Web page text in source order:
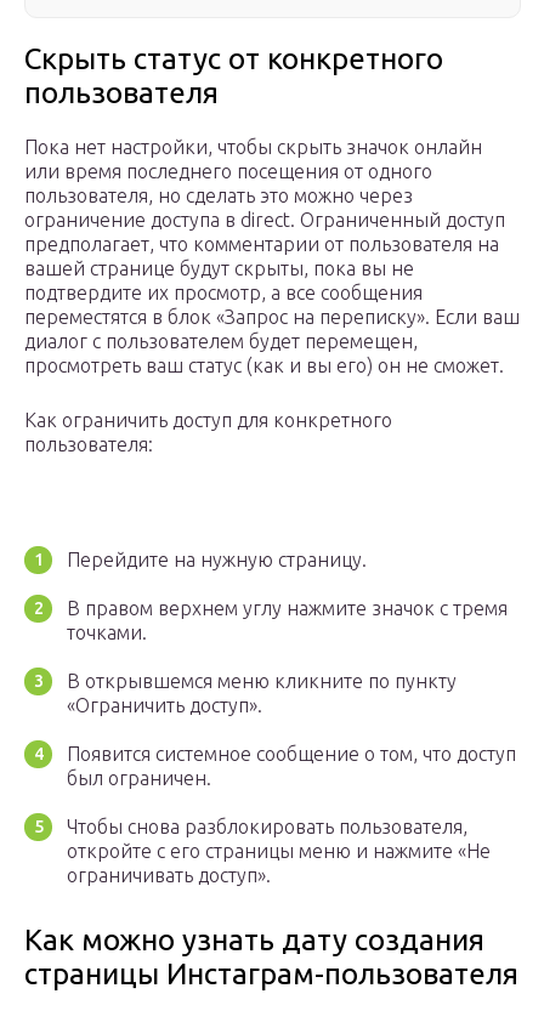
Скрыть статус от конкретного
пользователя
Пока нет настройки, чтобы скрыть значок онлайн
или время последнего посещения от одного
пользователя, но сделать это можно через
ограничение доступа в direct. Ограниченный доступ
предполагает, что комментарии от пользователя на
вашей странице будут скрыты, пока вы не
подтвердите их просмотр, а все сообщения
переместятся в блок «Запрос на переписку». Если ваш
диалог с пользователем будет перемещен,
просмотреть ваш статус (как и вы его) он не сможет.
Как ограничить доступ для конкретного
пользователя:
Перейдите на нужную страницу.
В правом верхнем углу нажмите значок с тремя
точками.
В открывшемся меню кликните по пункту
«Ограничить доступ».
Появится системное сообщение о том, что доступ
был ограничен.
Чтобы снова разблокировать пользователя,
откройте с его страницы меню и нажмите «Не
ограничивать доступ».
Как можно узнать дату создания
страницы Инстаграм-пользователя